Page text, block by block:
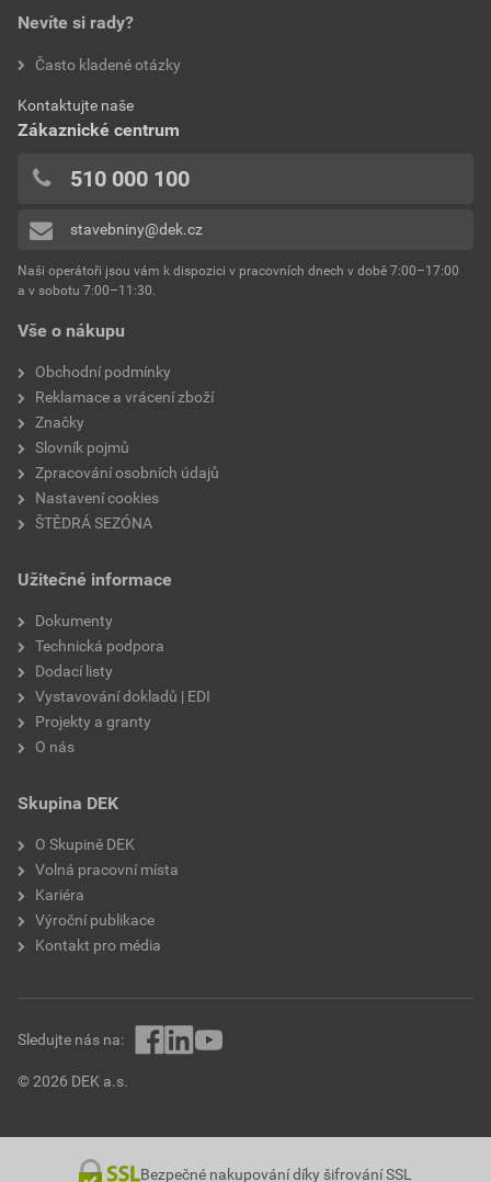
Vše o nákupu
Obchodní podmínky
Reklamace a vrácení zboží
Značky
Slovník pojmů
Zpracování osobních údajů
Nastavení cookies
ŠTĚDRÁ SEZÓNA
Užitečné informace
Dokumenty
Technická podpora
Dodací listy
Vystavování dokladů | EDI
Projekty a granty
O nás
Skupina DEK
O Skupině DEK
Volná pracovní místa
Kariéra
Výroční publikace
Kontakt pro média
Nevíte si rady?
Často kladené otázky
Kontaktujte naše
Zákaznické centrum
510 000 100
stavebniny@dek.cz
Naši operátoři jsou vám k dispozici v pracovních dnech v době 7:00–17:00
a v sobotu 7:00–11:30.
© 2026 DEK a.s.
Sledujte nás na:
Bezpečné nakupování díky šifrování SSL